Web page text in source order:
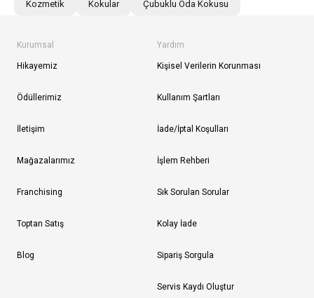
Kozmetik Kokular Çubuklu Oda Kokusu
Kurumsal
Hikayemiz
Ödüllerimiz
İletişim
Mağazalarımız
Franchising
Toptan Satış
Blog
Yardım
Kişisel Verilerin Korunması
Kullanım Şartları
İade/İptal Koşulları
İşlem Rehberi
Sık Sorulan Sorular
Kolay İade
Sipariş Sorgula
Servis Kaydı Oluştur